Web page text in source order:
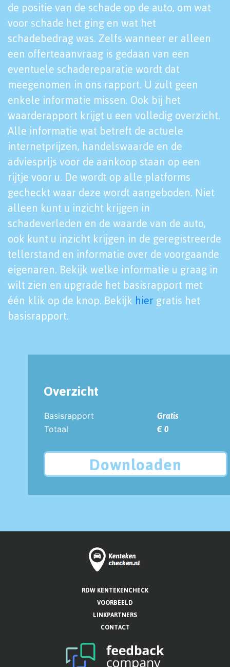
de positie van de schade op de auto, om wat
voor schade het ging en wat het
schadebedrag was. Zelfs wanneer er alleen
een offerteaanvraag is gedaan van een
eventuele schadereparatie wordt dat
meegenomen in ons rapport. U zult geen
enkele informatie missen. Ook bij het
waarderapport krijgt u een volledig overzicht.
Alle informatie wat betreft de actuele
internetprijzen, handelswaarde en de
adviesprijs voor de aankoop staan op een
rijtje voor u. De wordt op alle platforms
gecheckt waar deze wordt aangeboden. Niet
alleen kunt u inzicht krijgen in
schadeverleden en de waarde van de auto,
ook kunt u inzicht krijgen in de geregistreerde
tellerstand en informatie over de voorgaande
eigenaren. Bekijk welke informatie u graag in
wilt zien en upgrade het basisrapport met
één klik op de knop. Bekijk hier gratis het
basisrapport.
Overzicht
Basisrapport
Gratis
Totaal
€ 0
Downloaden
RDW KENTEKENCHECK
VOORBEELD
LINKPARTNERS
CONTACT